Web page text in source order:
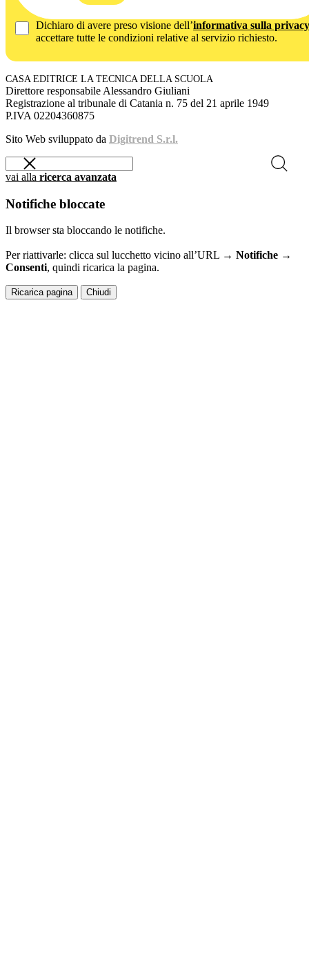
Dichiaro di avere preso visione dell’informativa sulla privacy
accettare tutte le condizioni relative al servizio richiesto.
CASA EDITRICE LA TECNICA DELLA SCUOLA
Direttore responsabile Alessandro Giuliani
Registrazione al tribunale di Catania n. 75 del 21 aprile 1949
P.IVA 02204360875
Sito Web sviluppato da Digitrend S.r.l.
vai alla ricerca avanzata
Notifiche bloccate
Il browser sta bloccando le notifiche.
Per riattivarle: clicca sul lucchetto vicino all’URL → Notifiche →
Consenti, quindi ricarica la pagina.
Ricarica pagina Chiudi